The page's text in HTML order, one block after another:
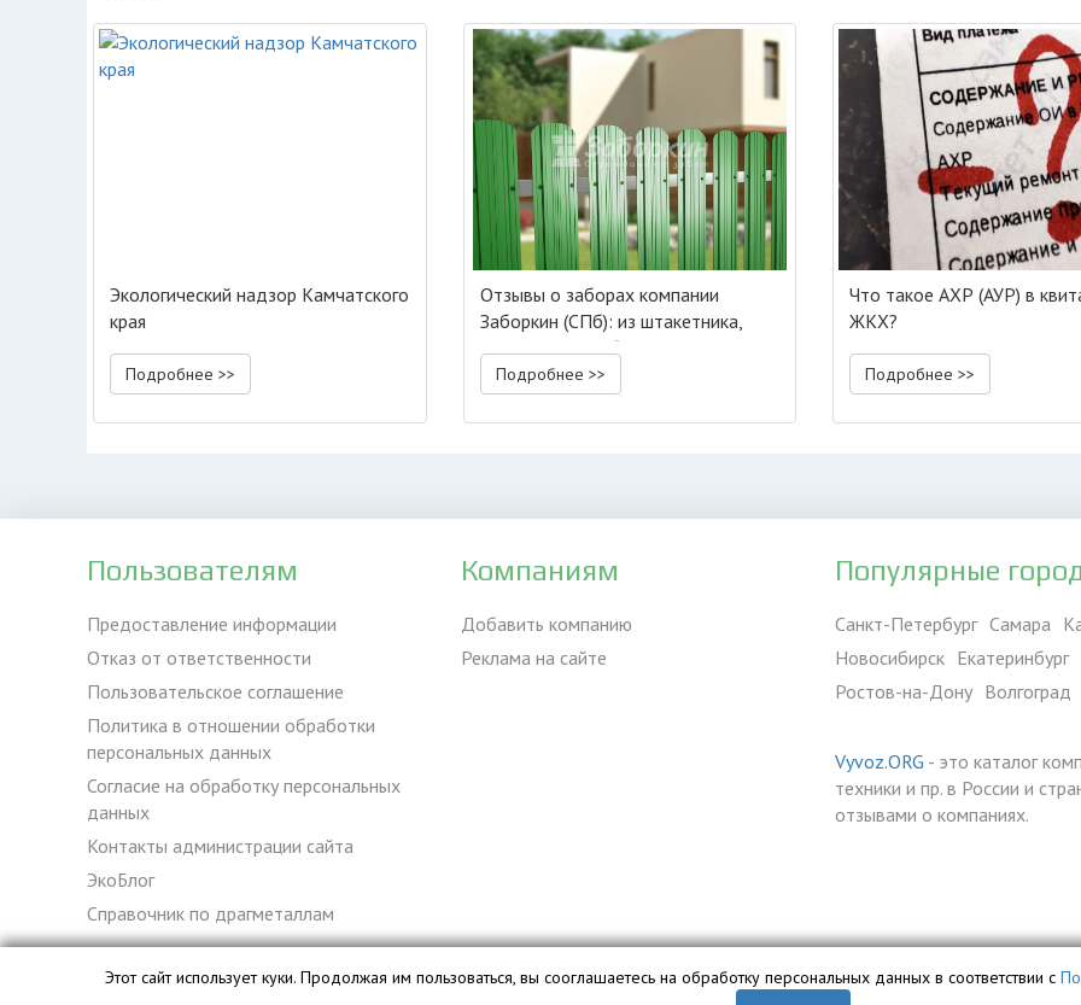
Экологический надзор Камчатского
края
Подробнее >>
Отзывы о заборах компании
Заборкин (СПб): из штакетника,
профлиста и рабицы
Подробнее >>
Что такое АХР (АУР) в
ЖКХ?
Подробнее >>
Пользователям
Предоставление информации
Отказ от ответственности
Пользовательское соглашение
Политика в отношении обработки
персональных данных
Согласие на обработку персональных
данных
Контакты администрации сайта
ЭкоБлог
Справочник по драгметаллам
Компаниям
Добавить компанию
Реклама на сайте
Популярные
Санкт-Петербург Самара
Новосибирск Екатеринбург
Ростов-на-Дону Волгоград
Vyvoz.ORG - это каталог
техники и пр. в России и
отзывами о компаниях.
Этот сайт использует куки. Продолжая им пользоваться, вы сооглашаетесь на обработку персональных данных в соответствии с